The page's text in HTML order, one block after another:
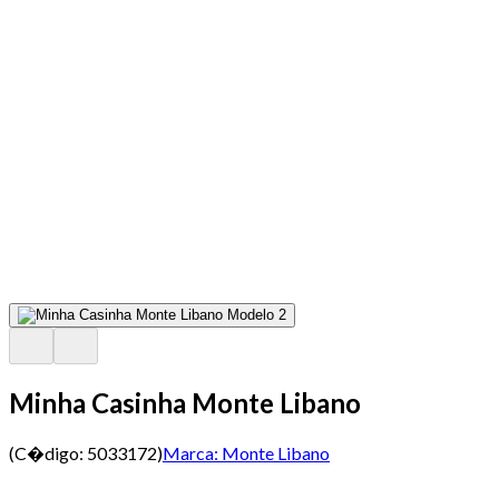
Minha Casinha Monte Libano
(C�digo: 5033172)Marca: Monte Libano